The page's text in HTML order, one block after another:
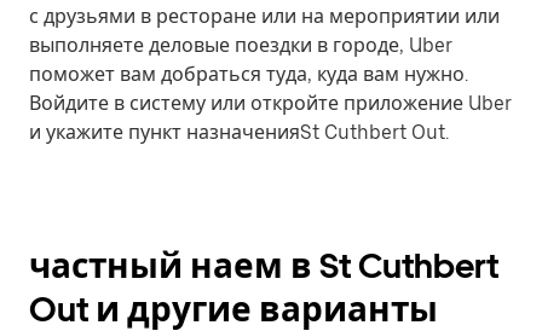
с друзьями в ресторане или на мероприятии или
выполняете деловые поездки в городе, Uber
поможет вам добраться туда, куда вам нужно.
Войдите в систему или откройте приложение Uber
и укажите пункт назначенияSt Cuthbert Out.
частный наем в St Cuthbert
Out и другие варианты